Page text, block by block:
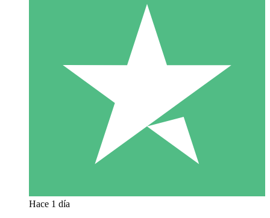
Hace 1 día